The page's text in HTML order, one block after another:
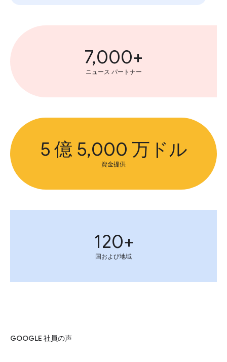
7,000+
ニュース パートナー
5 億 5,000 万ドル
資金提供
120+
国および地域
GOOGLE 社員の声